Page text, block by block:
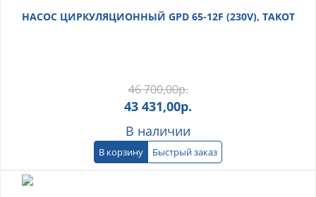
НАСОС ЦИРКУЛЯЦИОННЫЙ GPD 65-12F (230V), TAKOT
46 700,00р.
43 431,00р.
В наличии
В корзину Быстрый заказ